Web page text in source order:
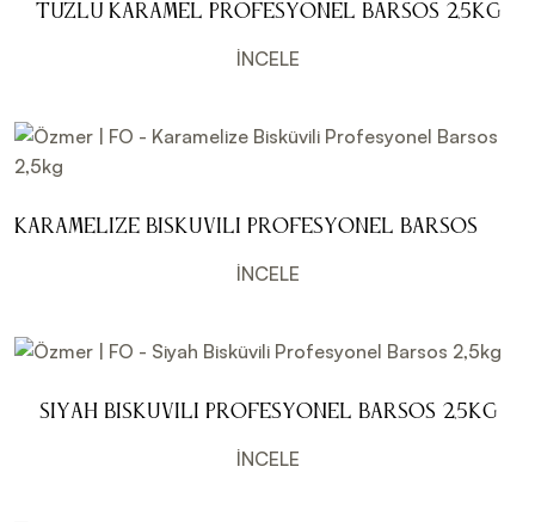
Tuzlu Karamel Profesyonel Barsos 2,5kg
İNCELE
Karamelize Bisküvili Profesyonel Barsos
İNCELE
Siyah Bisküvili Profesyonel Barsos 2,5kg
İNCELE